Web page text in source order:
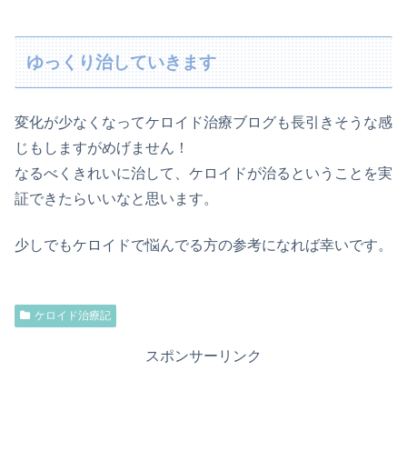
ゆっくり治していきます
変化が少なくなってケロイド治療ブログも長引きそうな感
じもしますがめげません！
なるべくきれいに治して、ケロイドが治るということを実
証できたらいいなと思います。
少しでもケロイドで悩んでる方の参考になれば幸いです。
ケロイド治療記
スポンサーリンク